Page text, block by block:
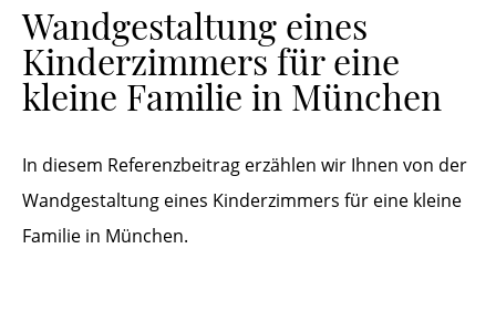
Wandgestaltung eines
Kinderzimmers für eine
kleine Familie in München
In diesem Referenzbeitrag erzählen wir Ihnen von der
Wandgestaltung eines Kinderzimmers für eine kleine
Familie in München.